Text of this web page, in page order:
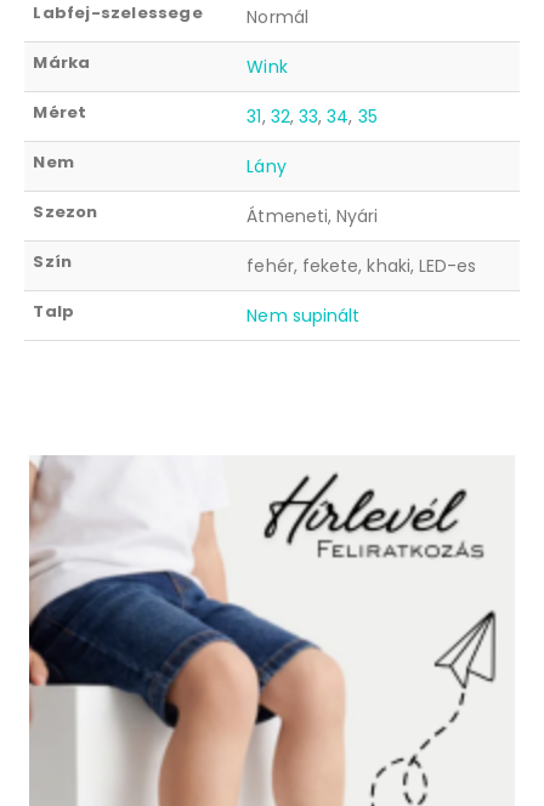
Labfej-szelessege Normál
Márka Wink
Méret 31, 32, 33,34, 35
Nem Lány
Szezon Átmeneti, Nyári
Szín fehér, fekete, khaki, LED-es
Talp Nem supinált